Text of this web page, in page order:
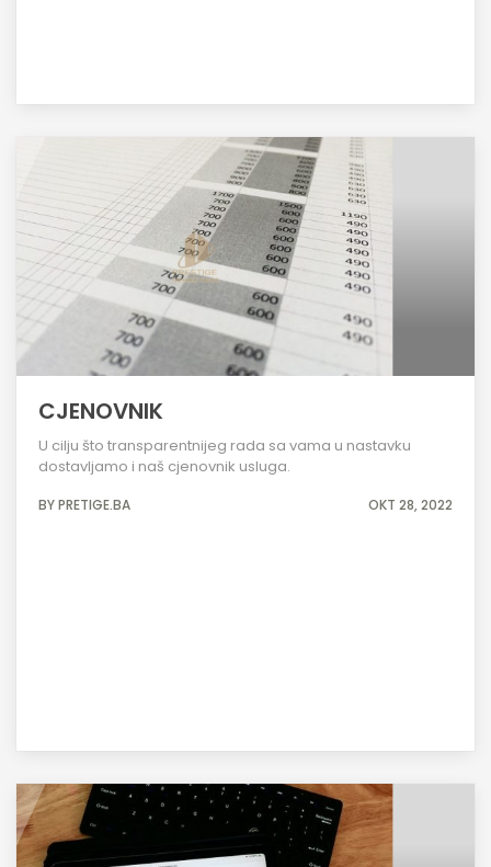
CJENOVNIK
U cilju što transparentnijeg rada sa vama u nastavku
dostavljamo i naš cjenovnik usluga.
BY PRETIGE.BA OKT 28, 2022